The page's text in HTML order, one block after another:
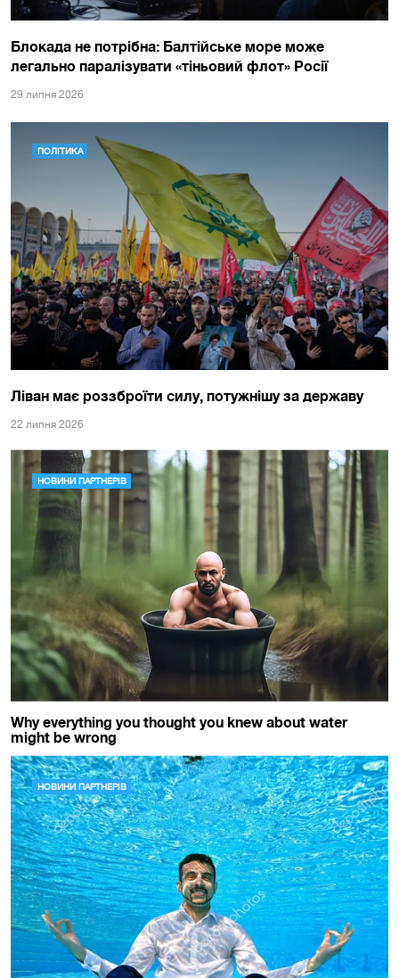
Блокада не потрібна: Балтійське море може
легально паралізувати «тіньовий флот» Росії
29 липня 2026
ПОЛІТИКА
Ліван має роззброїти силу, потужнішу за державу
22 липня 2026